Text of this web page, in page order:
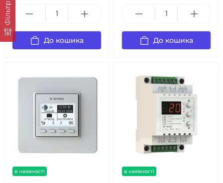
Фільтр
До кошика До кошика
в наявності в наявності